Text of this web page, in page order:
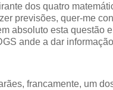
dos quatro
previsões, quer-me
absoluto esta questão
ande a dar
francamente, um